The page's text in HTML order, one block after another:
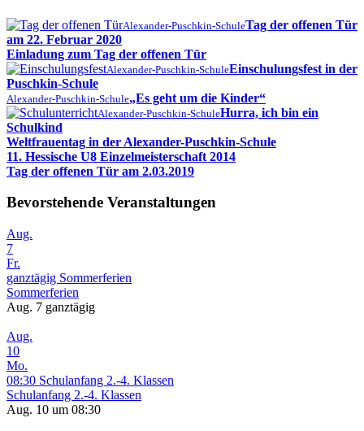
Alexander-Puschkin-SchuleTag der offenen Tür
am 22. Februar 2020
Einladung zum Tag der offenen Tür
Alexander-Puschkin-SchuleEinschulungsfest in der
Puschkin-Schule
Alexander-Puschkin-Schule„Es geht um die Kinder“
Alexander-Puschkin-SchuleHurra, ich bin ein
Schulkind
Weltfrauentag in der Alexander-Puschkin-Schule
11. Hessische U8 Einzelmeisterschaft 2014
Tag der offenen Tür am 2.03.2019
Bevorstehende Veranstaltungen
Aug.
7
Fr.
ganztägig Sommerferien
Sommerferien
Aug. 7 ganztägig
Aug.
10
Mo.
08:30 Schulanfang 2.-4. Klassen
Schulanfang 2.-4. Klassen
Aug. 10 um 08:30